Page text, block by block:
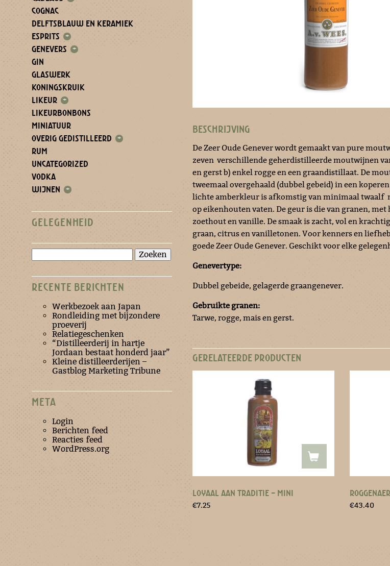
COGNAC
DELFTSBLAUW EN KERAMIEK
ESPRITS +
GENEVERS +
GIN
GLASWERK
KONINGSKRUIK
LIKEUR +
LIKEURBONBONS
MINIATUUR
OVERIG GEDISTILLEERD +
RUM
UNCATEGORIZED
VODKA
WIJNEN +
GELEGENHEID
naar:
RECENTE BERICHTEN
Werkbezoek aan Japan
Rondleiding met bijzondere
proeverij
Relatiegeschenken
“Distilleerderij in hartje
Jordaan bestaat honderd jaar”
Kleine distilleerderijen –
Gastblog Marketing Tribune
META
Login
Berichten feed
Reacties feed
WordPress.org
BESCHRIJVING
De Zeer Oude Genever wordt gemaakt van pure
zeven verschillende geherdistilleerde moutwijnen
en gerst b) enkel rogge en een graandistillaat. De
tweemaal overgehaald (dubbel gebeid) in een
lichte amberkleur is afkomstig van minimaal twaalf
op eikenhouten vaten. De geur is die van granen,
zoethout en vanille. De smaak is zacht, vol en
graan, citrus en vanilletonen. Voor kenners en
goede Zeer Oude Genever. Geschikt voor elke
Genevertype:
Dubbel gebeide, gelagerde graangenever.
Gebruikte granen:
Tarwe, rogge, mais en gerst.
GERELATEERDE PRODUCTEN
LOYAAL AAN TRADITIE – MINI
€7.25 €43.40